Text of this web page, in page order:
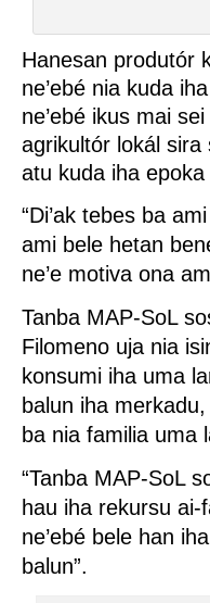
Hanesan produtór
ne’ebé nia kuda
ne’ebé ikus mai
agrikultór lokál sira
atu kuda iha epoka
“Di’ak tebes ba
ami bele hetan
ne’e motiva ona
Tanba MAP-SoL
Filomeno uja nia
konsumi iha uma
balun iha
ba nia familia uma
“Tanba MAP-SoL
hau iha rekursu ai-
ne’ebé bele han
balun”.